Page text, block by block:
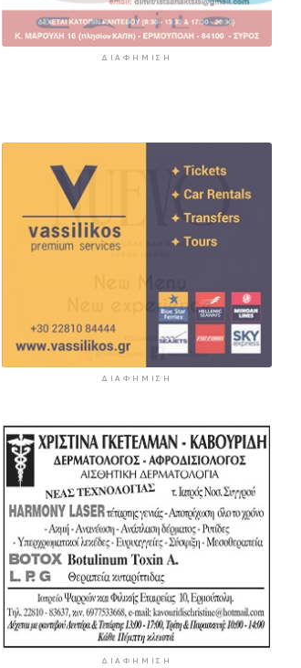
ΔΙΑΦΉΜΙΣΗ
ΔΙΑΦΉΜΙΣΗ
ΔΙΑΦΉΜΙΣΗ